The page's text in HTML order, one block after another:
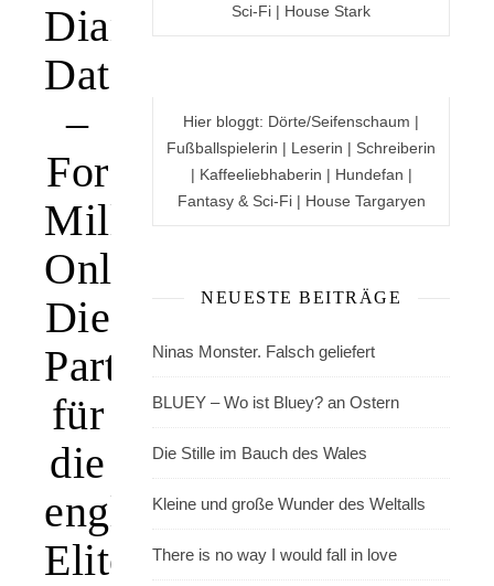
Diamond
Dates
–
For
Millionaires
Only!:
Die
Partnervermittlung
für
die
englische
Elite
Sci-Fi | House Stark
Hier bloggt: Dörte/Seifenschaum |
Fußballspielerin | Leserin | Schreiberin
| Kaffeeliebhaberin | Hundefan |
Fantasy & Sci-Fi | House Targaryen
NEUESTE BEITRÄGE
Ninas Monster. Falsch geliefert
BLUEY – Wo ist Bluey? an Ostern
Die Stille im Bauch des Wales
Kleine und große Wunder des Weltalls
There is no way I would fall in love